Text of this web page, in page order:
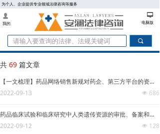
끠
넡
为个人、企业提供专业领域法律咨询等服务
电脑版
넙
我的
共 69 篇文章
【一文梳理】药品网络销售新规对药企、第三方平台的资质及合规要求
넶 686
2022-09-13
药品临床试验和临床研究中人类遗传资源的审批、备案和专利归属
넶 128
2022-09-12